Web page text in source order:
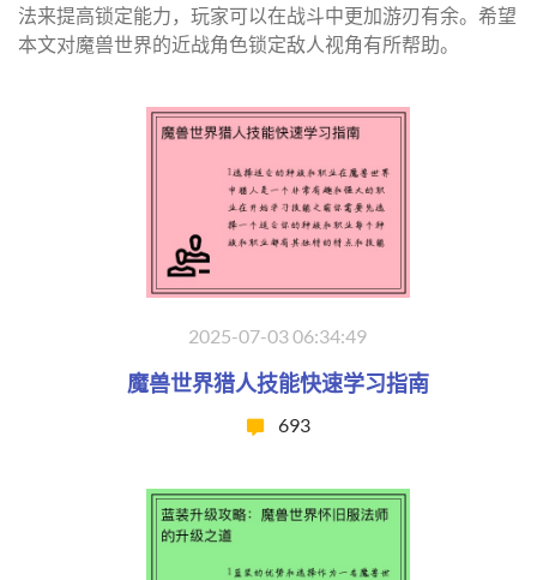
法来提高锁定能力，玩家可以在战斗中更加游刃有余。希望
本文对魔兽世界的近战角色锁定敌人视角有所帮助。
2025-07-03 06:34:49
魔兽世界猎人技能快速学习指南
693